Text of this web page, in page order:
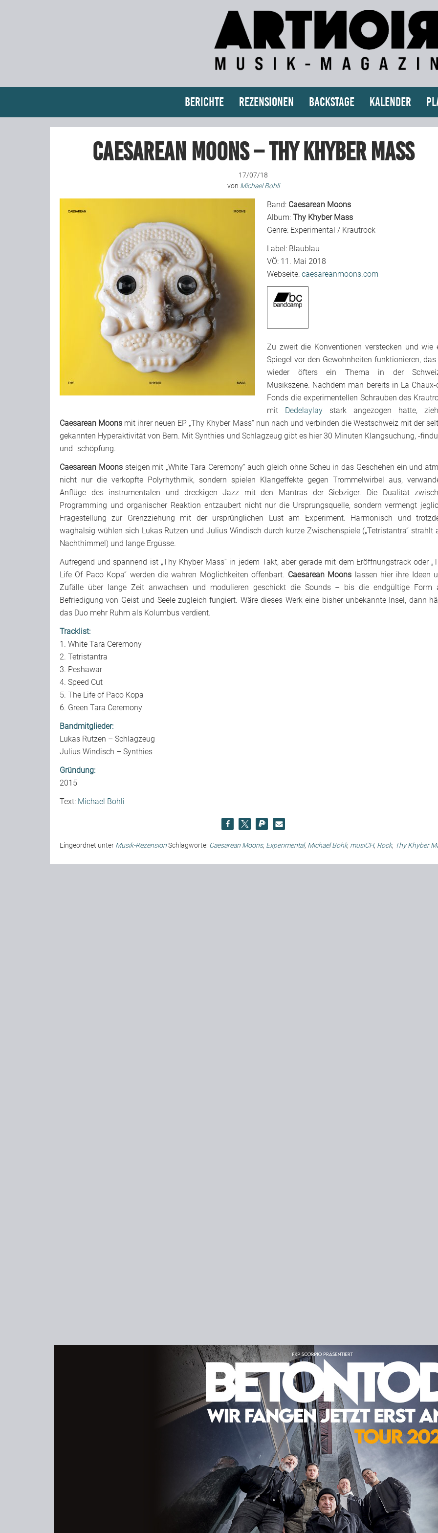
Berichte Rezensionen Backstage Kalender
Caesarean Moons – Thy Khyber Mass
17/07/18
von Michael Bohli
Band: Caesarean Moons
Album: Thy Khyber Mass
Genre: Experimental / Krautrock
Label: Blaublau
VÖ: 11. Mai 2018
Webseite: caesareanmoons.com
Zu zweit die Konventionen verstecken und wie
Spiegel vor den Gewohnheiten funktionieren,
wieder öfters ein Thema in der
Musikszene. Nachdem man bereits in La Chaux-
Fonds die experimentellen Schrauben des
mit Dedelaylay stark angezogen hatte,
Caesarean Moons mit ihrer neuen EP „Thy Khyber Mass“ nun nach und verbinden die Westschweiz mit der
gekannten Hyperaktivität von Bern. Mit Synthies und Schlagzeug gibt es hier 30 Minuten Klangsuchung, -
und -schöpfung.
Caesarean Moonssteigen mit „White Tara Ceremony“ auch gleich ohne Scheu in das Geschehen ein und
nicht nur die verkopfte Polyrhythmik, sondern spielen Klangeffekte gegen Trommelwirbel aus,
Anflüge des instrumentalen und dreckigen Jazz mit den Mantras der Siebziger. Die Dualität
Programming und organischer Reaktion entzaubert nicht nur die Ursprungsquelle, sondern vermengt
Fragestellung zur Grenzziehung mit der ursprünglichen Lust am Experiment. Harmonisch und
waghalsig wühlen sich Lukas Rutzen und Julius Windisch durch kurze Zwischenspiele („Tetristantra“ strahlt
Nachthimmel) und lange Ergüsse.
Aufregend und spannend ist „Thy Khyber Mass“ in jedem Takt, aber gerade mit dem Eröffnungstrack oder
Life Of Paco Kopa“ werden die wahren Möglichkeiten offenbart. Caesarean Moons lassen hier ihre Ideen
Zufälle über lange Zeit anwachsen und modulieren geschickt die Sounds – bis die endgültige Form
Befriedigung von Geist und Seele zugleich fungiert. Wäre dieses Werk eine bisher unbekannte Insel, dann
das Duo mehr Ruhm als Kolumbus verdient.
Tracklist:
1. White Tara Ceremony
2. Tetristantra
3. Peshawar
4. Speed Cut
5. The Life of Paco Kopa
6. Green Tara Ceremony
Bandmitglieder:
Lukas Rutzen – Schlagzeug
Julius Windisch – Synthies
Gründung:
2015
Text: Michael Bohli
Eingeordnet unter Musik-RezensionSchlagworte: Caesarean Moons, Experimental, Michael Bohli, musiCH, Rock, Thy Khyber